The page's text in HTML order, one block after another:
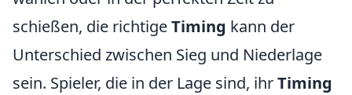
schießen, die richtigeTiming kann der
Unterschied zwischen Sieg und Niederlage
sein. Spieler, die in der Lage sind, ihrTiming